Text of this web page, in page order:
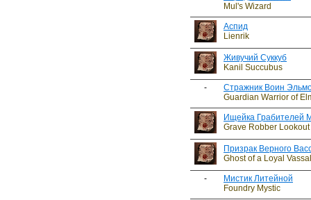
Mul's Wizard
Аспид
Lienrik
Живучий Суккуб
Kanil Succubus
-
Стражник Воин
Guardian Warrior of
Ищейка Грабителей
Grave Robber Lookout
Призрак Верного
Ghost of a Loyal Vassal
-
Мистик Литейной
Foundry Mystic